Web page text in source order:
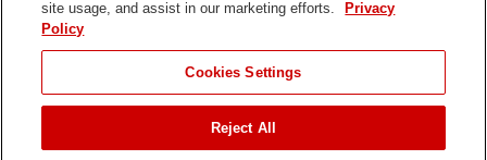
私たちとつなぐ
ご利用条件 プライバシーポリシー DMCA/コピーライトポリシー
site usage, and assist in our marketing efforts.
Privacy
Policy
Cookies Settings
Reject All